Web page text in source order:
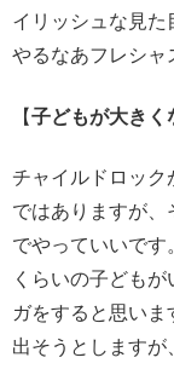
イリッシュな見た
やるなあフレシャ
【子どもが大きく
チャイルドロック
ではありますが、
でやっていいで
くらいの子ども
ガをすると思い
出そうとしますが